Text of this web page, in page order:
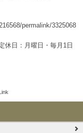
permalink/3325068
休日：月曜日・毎月1日